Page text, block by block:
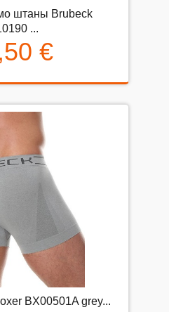
штаны Brubeck
...
€
BX00501A grey...